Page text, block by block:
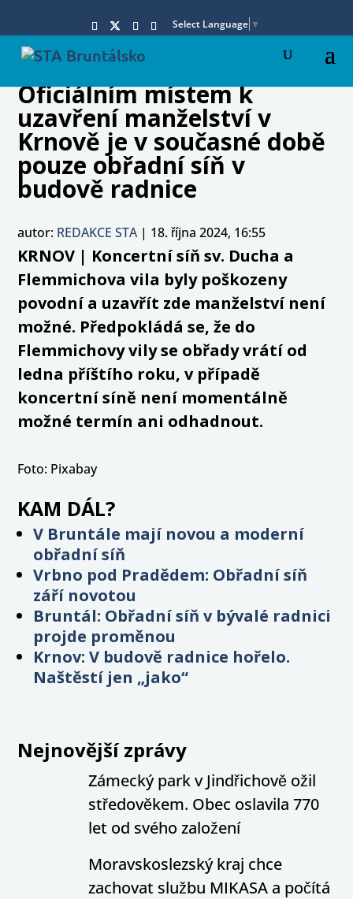
Select Language ▼
Oficiálním místem k
uzavření manželství v
Krnově je v současné době
pouze obřadní síň v
budově radnice
autor: REDAKCE STA| 18. října 2024, 16:55
KRNOV | Koncertní síň sv. Ducha a
Flemmichova vila byly poškozeny
povodní a uzavřít zde manželství není
možné. Předpokládá se, že do
Flemmichovy vily se obřady vrátí od
ledna příštího roku, v případě
koncertní síně není momentálně
možné termín ani odhadnout.
Foto: Pixabay
KAM DÁL?
V Bruntále mají novou a moderní
obřadní síň
Vrbno pod Pradědem: Obřadní síň
září novotou
Bruntál: Obřadní síň v bývalé radnici
projde proměnou
Krnov: V budově radnice hořelo.
Naštěstí jen „jako“
Nejnovější zprávy
Zámecký park v Jindřichově ožil
středověkem. Obec oslavila 770
let od svého založení
Moravskoslezský kraj chce
zachovat službu MIKASA a počítá